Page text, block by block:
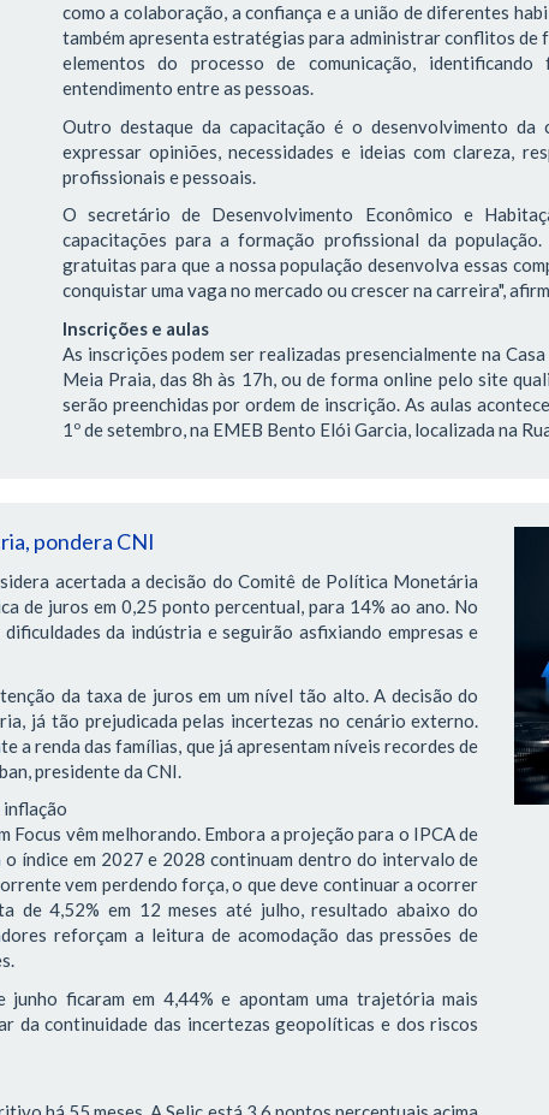
como a colaboração, a confiança e a união de diferentes
também apresenta estratégias para administrar conflitos
elementos do processo de comunicação,
entendimento entre as pessoas.
Outro destaque da capacitação é o desenvolvimento da
expressar opiniões, necessidades e ideias com clareza,
profissionais e pessoais.
O secretário de Desenvolvimento Econômico e
capacitações para a formação profissional da
gratuitas para que a nossa população desenvolva essas
conquistar uma vaga no mercado ou crescer na carreira",
Inscrições e aulas
As inscrições podem ser realizadas presencialmente na
Meia Praia, das 8h às 17h, ou de forma online pelo site
serão preenchidas por ordem de inscrição. As aulas
1º de setembro, na EMEB Bento Elói Garcia, localizada na
pondera CNI
acertada a decisão do Comitê de Política Monetária
de juros em 0,25 ponto percentual, para 14% ao ano. No
da indústria e seguirão asfixiando empresas e
da taxa de juros em um nível tão alto. A decisão do
já tão prejudicada pelas incertezas no cenário externo.
a renda das famílias, que já apresentam níveis recordes de
presidente da CNI.
vêm melhorando. Embora a projeção para o IPCA de
índice em 2027 e 2028 continuam dentro do intervalo de
vem perdendo força, o que deve continuar a ocorrer
de 4,52% em 12 meses até julho, resultado abaixo do
reforçam a leitura de acomodação das pressões de
junho ficaram em 4,44% e apontam uma trajetória mais
da continuidade das incertezas geopolíticas e dos riscos